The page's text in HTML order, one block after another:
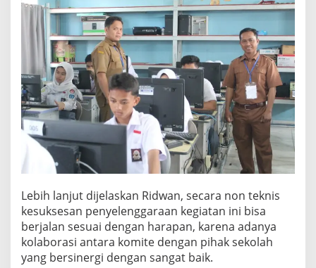
Lebih lanjut dijelaskan Ridwan, secara non teknis
kesuksesan penyelenggaraan kegiatan ini bisa
berjalan sesuai dengan harapan, karena adanya
kolaborasi antara komite dengan pihak sekolah
yang bersinergi dengan sangat baik.